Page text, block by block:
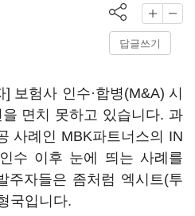
답글쓰기
보험사 인수·합병(M&A) 시
면치 못하고 있습니다. 과
사례인 MBK파트너스의 IN
수 이후 눈에 띄는 사례를
주자들은 좀처럼 엑시트(투
국입니다.